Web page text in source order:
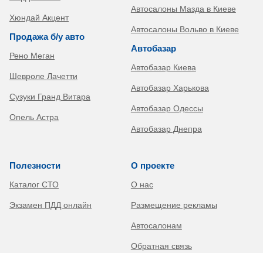
Хюндай Акцент
Продажа б/у авто
Рено Меган
Шевроле Лачетти
Сузуки Гранд Витара
Опель Астра
Автосалоны Мазда в Киеве
Автосалоны Вольво в Киеве
Автобазар
Автобазар Киева
Автобазар Харькова
Автобазар Одессы
Автобазар Днепра
Полезности
Каталог СТО
Экзамен ПДД онлайн
О проекте
О нас
Размещение рекламы
Автосалонам
Обратная связь